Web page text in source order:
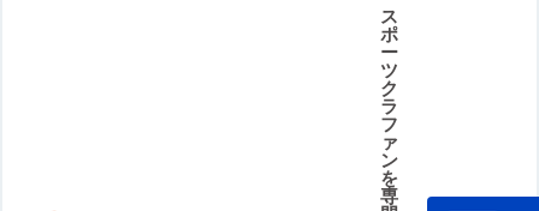
ス
ポ
ー
ツ
ク
ラ
フ
ァ
ン
を
専